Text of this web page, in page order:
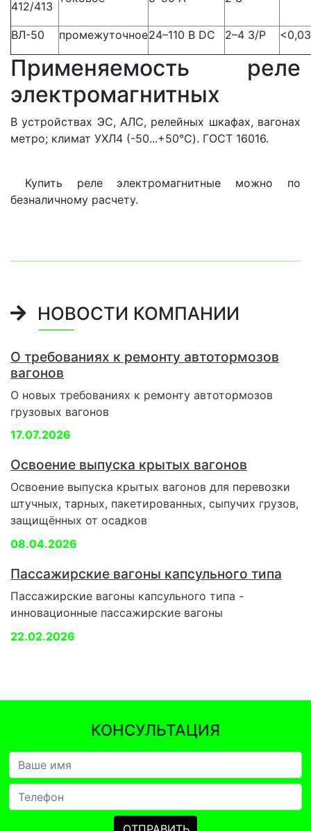
412/413
ВЛ-50 промежуточное24–110 В DC 2–4 З/Р <0,03
Применяемость реле
электромагнитных
В устройствах ЭС, АЛС, релейных шкафах, вагонах
метро; климат УХЛ4 (-50...+50°C). ГОСТ 16016.
Купить реле электромагнитные можно по
безналичному расчету.
НОВОСТИ КОМПАНИИ
О требованиях к ремонту автотормозов
вагонов
О новых требованиях к ремонту автотормозов
грузовых вагонов
17.07.2026
Освоение выпуска крытых вагонов
Освоение выпуска крытых вагонов для перевозки
штучных, тарных, пакетированных, сыпучих грузов,
защищённых от осадков
08.04.2026
Пассажирские вагоны капсульного типа
Пассажирские вагоны капсульного типа -
инновационные пассажирские вагоны
22.02.2026
КОНСУЛЬТАЦИЯ